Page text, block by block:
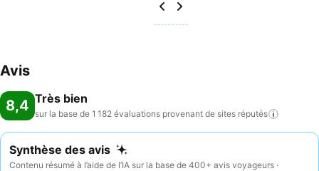
Avis
8,4 Très bien
sur la base de 1 182 évaluations provenant de sites réputés
Synthèse des avis
Contenu résumé à l’aide de l’IA sur la base de 400+ avis voyageurs ·